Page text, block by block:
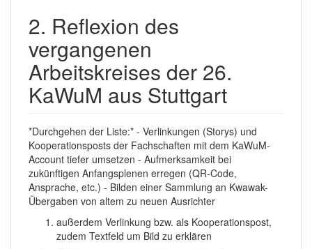
2. Reflexion des
vergangenen
Arbeitskreises der 26.
KaWuM aus Stuttgart
*Durchgehen der Liste:* - Verlinkungen (Storys) und
Kooperationsposts der Fachschaften mit dem KaWuM-
Account tiefer umsetzen - Aufmerksamkeit bei
zukünftigen Anfangsplenen erregen (QR-Code,
Ansprache, etc.) - Bilden einer Sammlung an Kwawak-
Übergaben von altem zu neuen Ausrichter
außerdem Verlinkung bzw. als Kooperationspost,
zudem Textfeld um Bild zu erklären